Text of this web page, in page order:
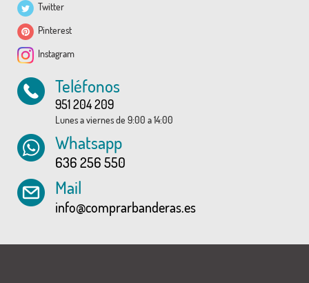
Twitter
Pinterest
Instagram
Teléfonos
951 204 209
Lunes a viernes de 9:00 a 14:00
Whatsapp
636 256 550
Mail
info@comprarbanderas.es